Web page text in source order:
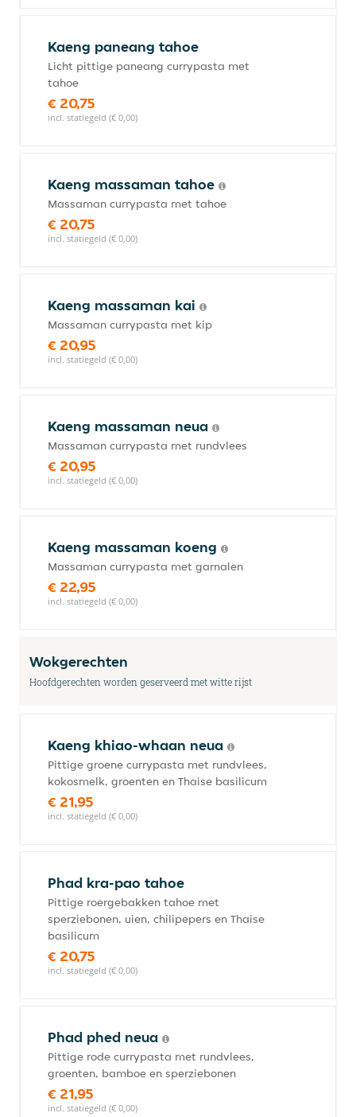
Kaeng paneang tahoe
Licht pittige paneang currypasta met
tahoe
€ 20,75
incl. statiegeld (€ 0,00)
Kaeng massaman tahoe
Massaman currypasta met tahoe
€ 20,75
incl. statiegeld (€ 0,00)
Kaeng massaman kai
Massaman currypasta met kip
€ 20,95
incl. statiegeld (€ 0,00)
Kaeng massaman neua
Massaman currypasta met rundvlees
€ 20,95
incl. statiegeld (€ 0,00)
Kaeng massaman koeng
Massaman currypasta met garnalen
€ 22,95
incl. statiegeld (€ 0,00)
Wokgerechten
Hoofdgerechten worden geserveerd met witte rijst
Kaeng khiao-whaan neua
Pittige groene currypasta met rundvlees,
kokosmelk, groenten en Thaise basilicum
€ 21,95
incl. statiegeld (€ 0,00)
Phad kra-pao tahoe
Pittige roergebakken tahoe met
sperziebonen, uien, chilipepers en Thaise
basilicum
€ 20,75
incl. statiegeld (€ 0,00)
Phad phed neua
Pittige rode currypasta met rundvlees,
groenten, bamboe en sperziebonen
€ 21,95
incl. statiegeld (€ 0,00)